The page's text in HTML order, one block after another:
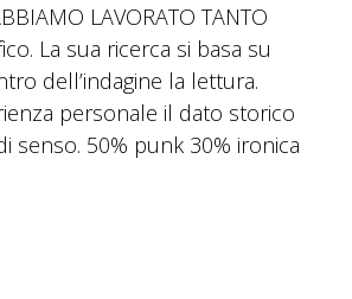
LAVORATO TANTO
La sua ricerca si basa su
dell’indagine la lettura.
personale il dato storico
senso. 50% punk 30% ironica